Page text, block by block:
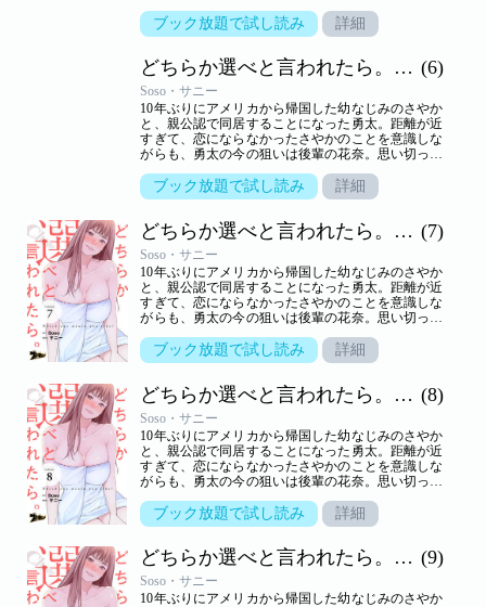
しまう。しかし、さやかといっしょのところを目撃
されて以来、花奈の態度は一転。一方さやかは、一
小悪魔かわいい系と気の強い美人、二人に挟まれ、
嬉しくないわけはないけれど…。三角関係の行方は
――！？【ズズズキュン！】
ブック放題で試し読み 詳細
どちらか選べと言われたら。（フルカラー） (6)
Soso・サニー
10年ぶりにアメリカから帰国した幼なじみのさやか
と、親公認で同居することになった勇太。距離が近
すぎて、恋にならなかったさやかのことを意識しな
がらも、勇太の今の狙いは後輩の花奈。思い切って
しまう。しかし、さやかといっしょのところを目撃
されて以来、花奈の態度は一転。一方さやかは、一
小悪魔かわいい系と気の強い美人、二人に挟まれ、
嬉しくないわけはないけれど…。三角関係の行方は
――！？【ズズズキュン！】
ブック放題で試し読み 詳細
どちらか選べと言われたら。（フルカラー） (7)
Soso・サニー
10年ぶりにアメリカから帰国した幼なじみのさやか
と、親公認で同居することになった勇太。距離が近
すぎて、恋にならなかったさやかのことを意識しな
がらも、勇太の今の狙いは後輩の花奈。思い切って
しまう。しかし、さやかといっしょのところを目撃
されて以来、花奈の態度は一転。一方さやかは、一
小悪魔かわいい系と気の強い美人、二人に挟まれ、
嬉しくないわけはないけれど…。三角関係の行方は
――！？【ズズズキュン！】
ブック放題で試し読み 詳細
どちらか選べと言われたら。（フルカラー） (8)
Soso・サニー
10年ぶりにアメリカから帰国した幼なじみのさやか
と、親公認で同居することになった勇太。距離が近
すぎて、恋にならなかったさやかのことを意識しな
がらも、勇太の今の狙いは後輩の花奈。思い切って
しまう。しかし、さやかといっしょのところを目撃
されて以来、花奈の態度は一転。一方さやかは、一
小悪魔かわいい系と気の強い美人、二人に挟まれ、
嬉しくないわけはないけれど…。三角関係の行方は
――！？【ズズズキュン！】
ブック放題で試し読み 詳細
どちらか選べと言われたら。（フルカラー） (9)
Soso・サニー
10年ぶりにアメリカから帰国した幼なじみのさやか